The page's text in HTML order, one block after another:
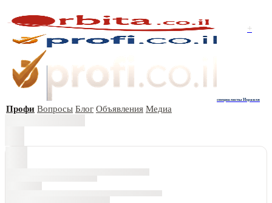
+
специалисты Израиля
Профи Вопросы Блог Объявления Медиа